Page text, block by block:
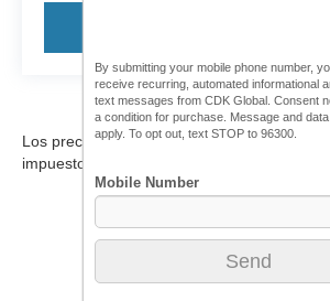
Los precios incluyen todos los costos que
impuestos.
By submitting your mobile phone number,
receive recurring, automated informational
text messages from CDK Global. Consent
a condition for purchase. Message and
apply. To opt out, text STOP to 96300.